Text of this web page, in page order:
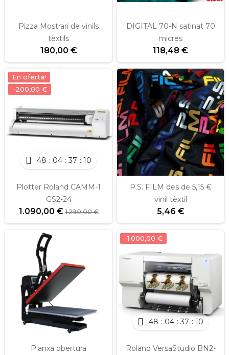
Pizza Mostrari de vinils
tèxtils
180,00 €
DIGITAL 70-N satinat 70
micres
118,48 €
En oferta!
-200,00 €
48 04 37 10
Plotter Roland CAMM-1
GS2-24
1.090,00 €1.290,00 €
P.S. FILM des de 5,15 €
vinil tèxtil
5,46 €
Planxa obertura
-1.000,00 €
48 04 37 10
Roland VersaStudio BN2-